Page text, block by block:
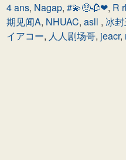
4 ans, Nagap, #💫🥺🥀❤, R
期见闻A, NHUAC, asll , 冰
イアコー, 人人剧场哥, jeacr,